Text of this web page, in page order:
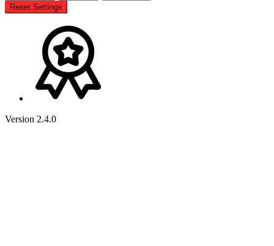
Reset Settings
Version 2.4.0